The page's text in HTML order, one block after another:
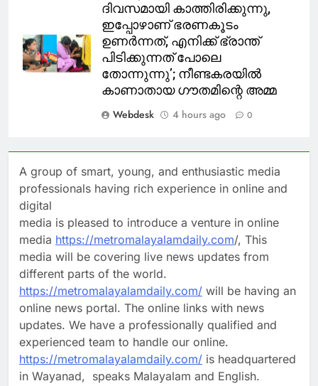
ദിവസമായി കാത്തിരിക്കുന്നു,
ഇപ്പോഴാണ് ഭരണകൂടം
ഉണര്‍ന്നത്, എനിക്ക് ഭ്രാന്ത്
പിടിക്കുന്നത് പോലെ
തോന്നുന്നു’; നീണ്ടകരയില്‍
കാണാതായ ഗൗതമിന്റെ അമ്മ
Webdesk
4 hours ago 0
A group of smart, young, and enthusiastic media
professionals having rich experience in online and
digital
media is pleased to introduce a venture in online
media https://metromalayalamdaily.com/, This
media will be covering live news updates from
different parts of the world.
https://metromalayalamdaily.com/ will be having an
online news portal. The online links with news
updates. We have a professionally qualified and
experienced team to handle our online.
https://metromalayalamdaily.com/ is headquartered
in Wayanad, speaks Malayalam and English.